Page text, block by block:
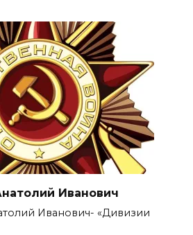
Иванович
Иванович- «Дивизии